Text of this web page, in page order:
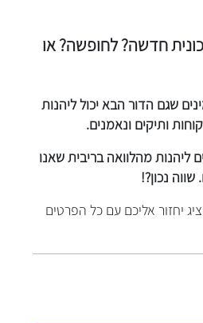
חדשה? לחופשה? או
שגם הדור הבא יכול ליהנות
ותיקים ונאמנים.
ליהנות מהלוואה בריבית שאנו
נכון?!
יחזור אליכם עם כל הפרטים